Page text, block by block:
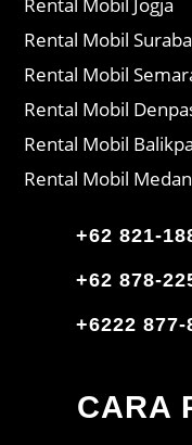
Rental Mobil Jogja
Rental Mobil
Rental Mobil
Rental Mobil
Rental Mobil
Rental Mobil Medan
+62 821-
+62 878-
+6222 877-
CARA